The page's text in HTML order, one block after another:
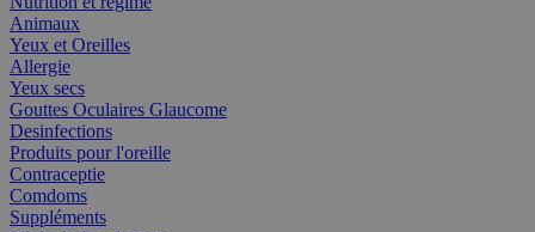
Animaux
Yeux et Oreilles
Allergie
Yeux secs
Gouttes Oculaires Glaucome
Desinfections
Produits pour l'oreille
Contraceptie
Comdoms
Suppléments